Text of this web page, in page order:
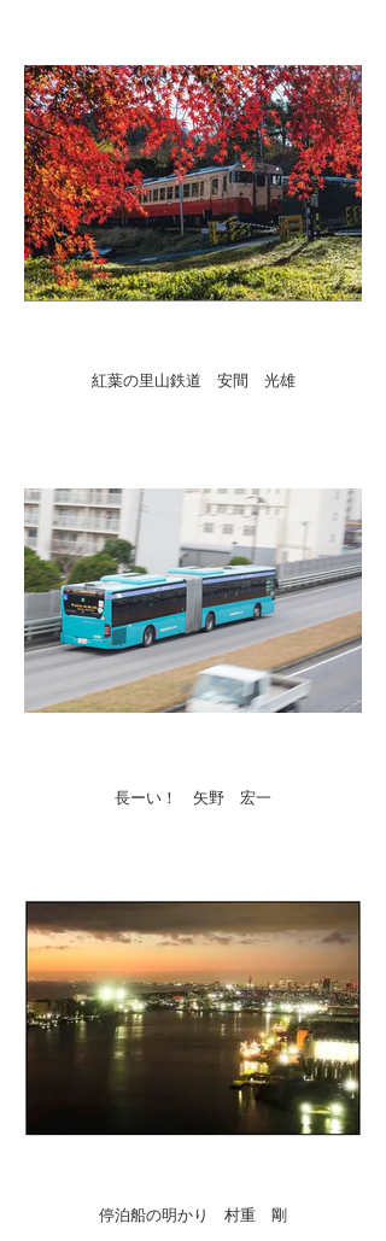
紅葉の里山鉄道 安間 光雄
長ーい！ 矢野 宏一
停泊船の明かり 村重 剛